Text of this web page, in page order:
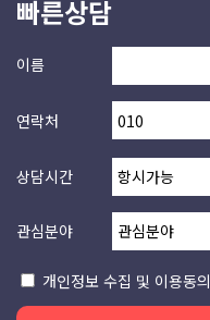
빠른상담
이름
연락처
상담시간
관심분야
개인정보 수집 및 이용동의